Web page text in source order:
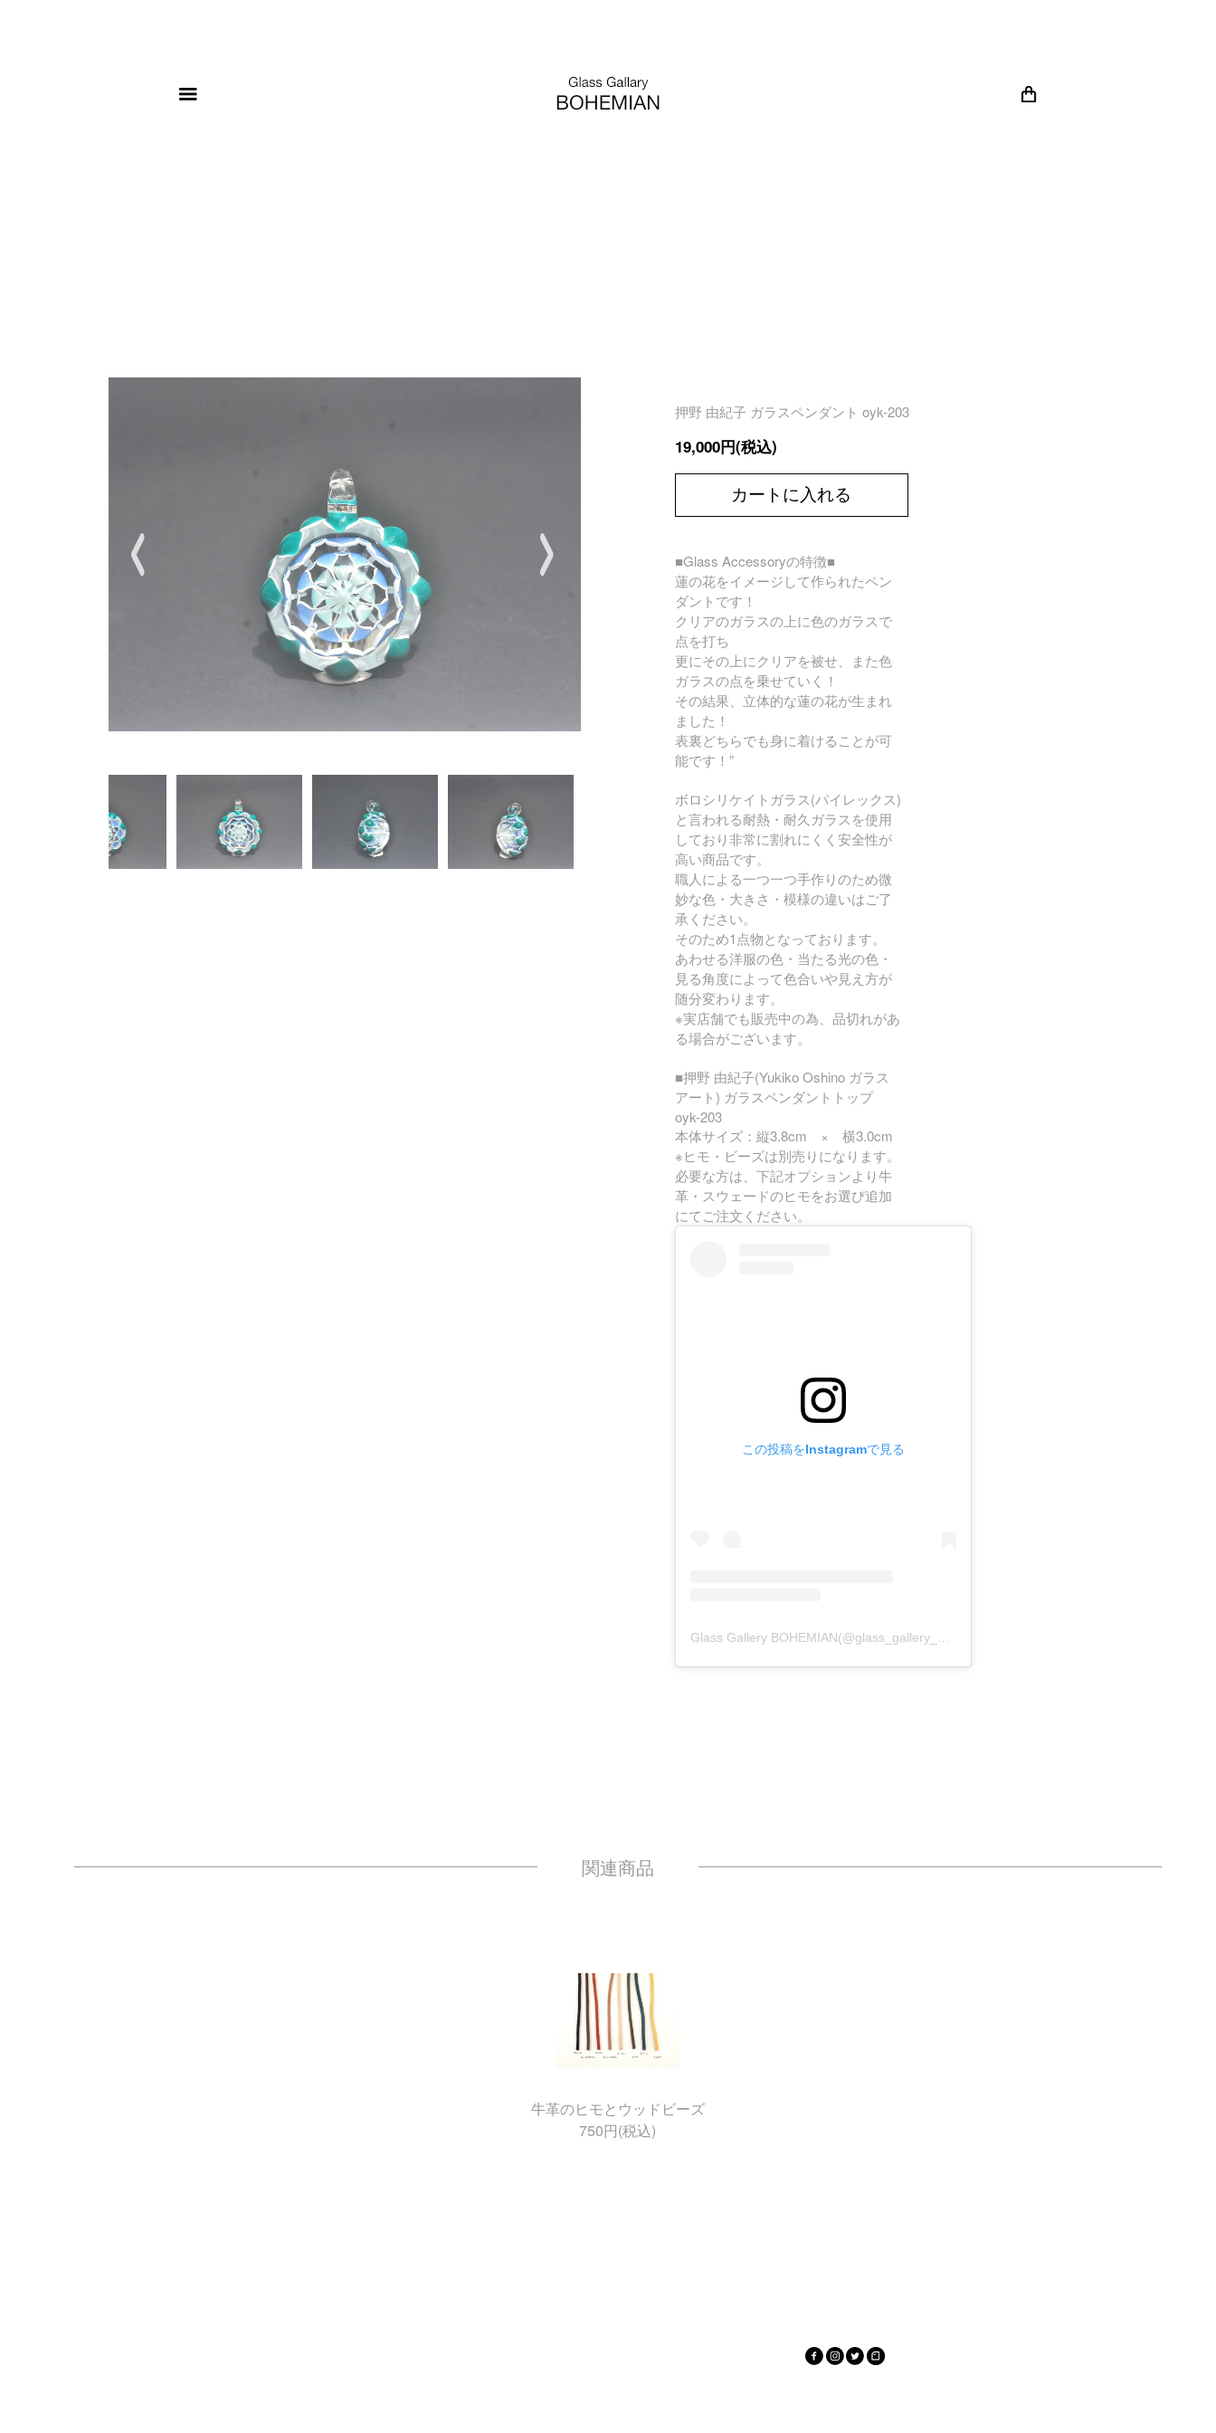
押野 由紀子 ガラスペンダント oyk-203
19,000円(税込)
カートに入れる
■Glass Accessoryの特徴■
蓮の花をイメージして作られたペン
ダントです！
クリアのガラスの上に色のガラスで
点を打ち
更にその上にクリアを被せ、また色
ガラスの点を乗せていく！
その結果、立体的な蓮の花が生まれ
ました！
表裏どちらでも身に着けることが可
能です！”
ボロシリケイトガラス(パイレックス)
と言われる耐熱・耐久ガラスを使用
しており非常に割れにくく安全性が
高い商品です。
職人による一つ一つ手作りのため微
妙な色・大きさ・模様の違いはご了
承ください。
そのため1点物となっております。
あわせる洋服の色・当たる光の色・
見る角度によって色合いや見え方が
随分変わります。
※実店舗でも販売中の為、品切れがあ
る場合がございます。
■押野 由紀子(Yukiko Oshino ガラス
アート) ガラスペンダントトップ
oyk-203
本体サイズ：縦3.8cm × 横3.0cm
※ヒモ・ビーズは別売りになります。
必要な方は、下記オプションより牛
革・スウェードのヒモをお選び追加
にてご注文ください。
この投稿をInstagramで見る
Glass Gallery BOHEMIAN(@glass_gallery_bohemian)がシェアした投稿
牛革のヒモとウッドビーズ
750円(税込)